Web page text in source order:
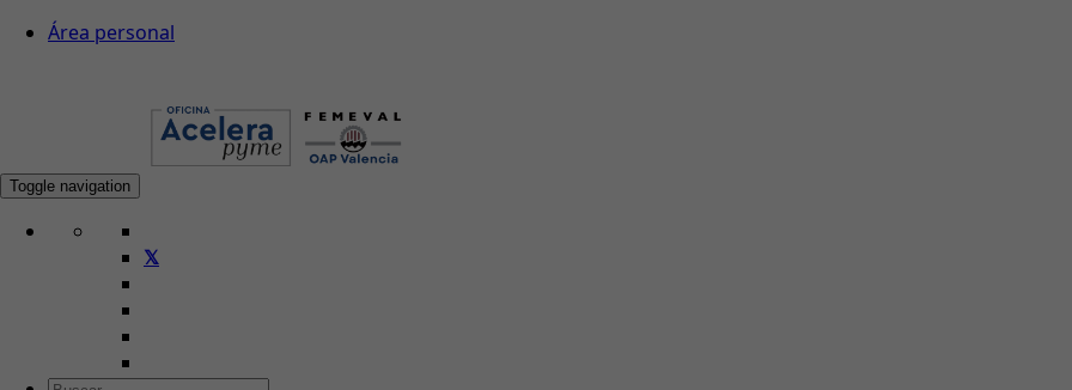
Área personal
Toggle navigation